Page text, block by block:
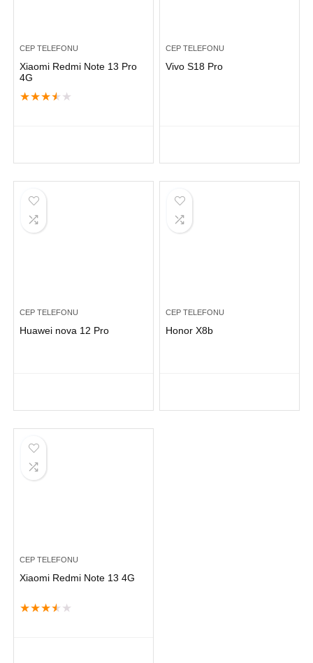
CEP TELEFONU
Xiaomi Redmi Note 13 Pro
4G
★★★★ ★
CEP TELEFONU
Vivo S18 Pro
CEP TELEFONU
Huawei nova 12 Pro
CEP TELEFONU
Honor X8b
CEP TELEFONU
Xiaomi Redmi Note 13 4G
★★★★ ★